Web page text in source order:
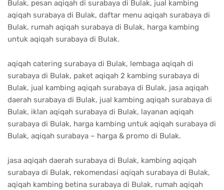
Bulak, pesan aqiqah di surabaya di Bulak, jual kambing
aqiqah surabaya di Bulak, daftar menu aqiqah surabaya di
Bulak, rumah aqiqah surabaya di Bulak, harga kambing
untuk aqiqah surabaya di Bulak.
aqiqah catering surabaya di Bulak, lembaga aqiqah di
surabaya di Bulak, paket aqiqah 2 kambing surabaya di
Bulak, jual kambing aqiqah surabaya di Bulak, jasa aqiqah
daerah surabaya di Bulak, jual kambing aqiqah surabaya di
Bulak, iklan aqiqah surabaya di Bulak, layanan aqiqah
surabaya di Bulak, harga kambing untuk aqiqah surabaya di
Bulak, aqiqah surabaya – harga & promo di Bulak.
jasa aqiqah daerah surabaya di Bulak, kambing aqiqah
surabaya di Bulak, rekomendasi aqiqah surabaya di Bulak,
aqiqah kambing betina surabaya di Bulak, rumah aqiqah